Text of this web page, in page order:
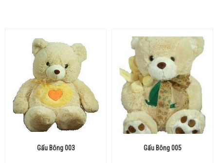
Gấu Bông 003 Gấu Bông 005